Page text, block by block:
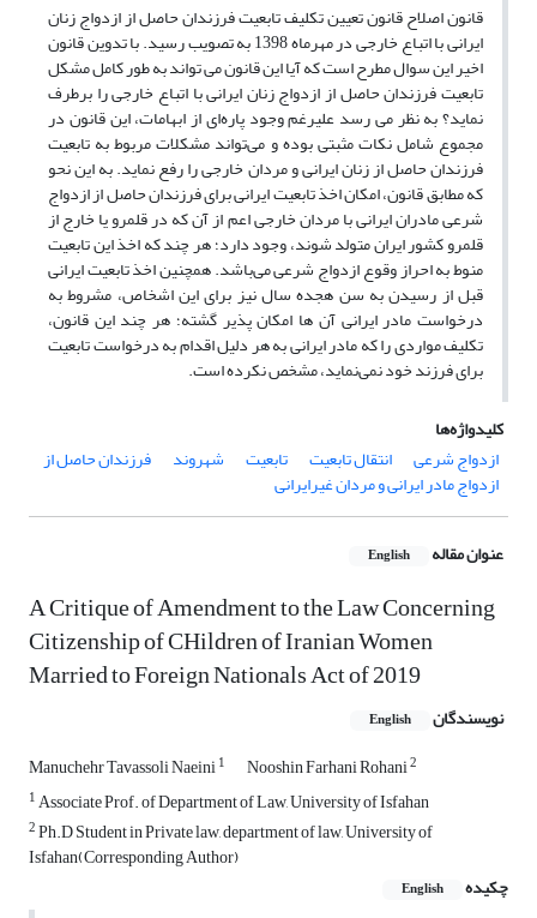
قانون اصلاح قانون تعیین تکلیف تابعیت فرزندان حاصل از ازدواج زنان
ایرانی با اتباع خارجی در مهرماه 1398 به تصویب رسید. با تدوین قانون
اخیر این سوال مطرح است که آیا این قانون می تواند به طور کامل مشکل
تابعیت فرزندان حاصل از ازدواج زنان ایرانی با اتباع خارجی را برطرف
نماید؟ به نظر می رسد علیرغم وجود پاره‌ای از ابهامات، این قانون در
مجموع شامل نکات مثبتی بوده و می‌تواند مشکلات مربوط به تابعیت
فرزندان حاصل از زنان ایرانی و مردان خارجی را رفع نماید. به این نحو
که مطابق قانون، امکان اخذ تابعیت ایرانی برای فرزندان حاصل از ازدواج
شرعی مادران ایرانی با مردان خارجی اعم از آن که در قلمرو یا خارج از
قلمرو کشور ایران متولد شوند، وجود دارد؛ هر چند که اخذ این تابعیت
منوط به احراز وقوع ازدواج شرعی می‌باشد. همچنین اخذ تابعیت ایرانی
قبل از رسیدن به سن هجده سال نیز برای این اشخاص، مشروط به
درخواست مادر ایرانی آن ها امکان پذیر گشته‌؛ هر چند این قانون،
تکلیف مواردی را که مادر ایرانی به هر دلیل اقدام به درخواست تابعیت
برای فرزند خود نمی‌نماید، مشخص نکرده است.
کلیدواژه‌ها
ازدواج شرعی
انتقال تابعیت تابعیت شهروند فرزندان حاصل از
ازدواج مادر ایرانی و مردان غیرایرانی
عنوان مقاله English
A Critique of Amendment to the Law Concerning
Citizenship of CHildren of Iranian Women
Married to Foreign Nationals Act of 2019
نویسندگان English
Manuchehr Tavassoli Naeini1 Nooshin Farhani Rohani2
1Associate Prof. of Department of Law, University of Isfahan
2Ph.D Student in Private law, department of law, University of
Isfahan(Corresponding Author)
چکیده
English